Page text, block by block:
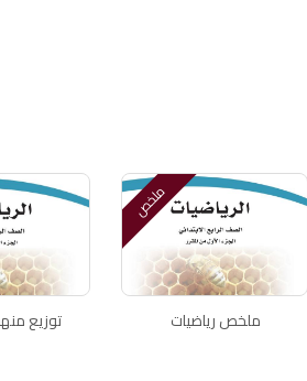
ملخص
ملخص رياضيات توزيع